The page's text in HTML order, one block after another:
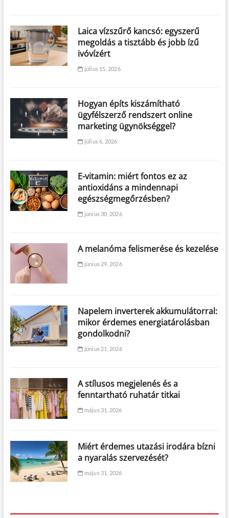
Laica vízszűrő kancsó: egyszerű
megoldás a tisztább és jobb ízű
ivóvízért
július 15, 2026
Hogyan építs kiszámítható
ügyfélszerző rendszert online
marketing ügynökséggel?
július 6, 2026
E-vitamin: miért fontos ez az
antioxidáns a mindennapi
egészségmegőrzésben?
június 30, 2026
A melanóma felismerése és kezelése
június 29, 2026
Napelem inverterek akkumulátorral:
mikor érdemes energiatárolásban
gondolkodni?
június 21, 2026
A stílusos megjelenés és a
fenntartható ruhatár titkai
május 31, 2026
Miért érdemes utazási irodára bízni
a nyaralás szervezését?
május 31, 2026